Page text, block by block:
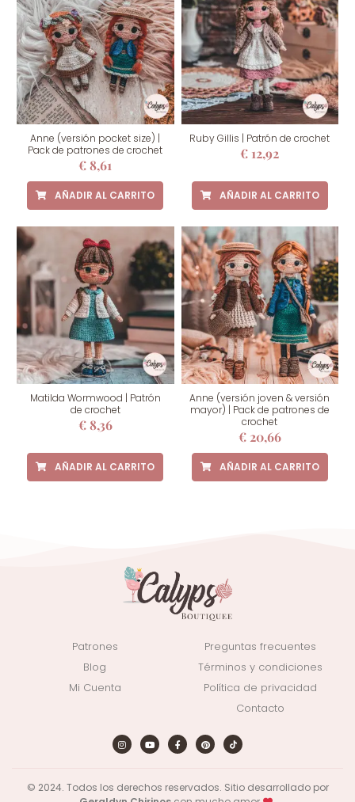
Anne (versión pocket size) |
Pack de patrones de crochet
€8,61
AÑADIR AL CARRITO
Ruby Gillis | Patrón de crochet
€ 12,92
AÑADIR AL CARRITO
Matilda Wormwood | Patrón
de crochet
€8,36
AÑADIR AL CARRITO
Anne (versión joven & versión
mayor) | Pack de patrones de
crochet
€20,66
AÑADIR AL CARRITO
Patrones
Blog
Mi Cuenta
Preguntas frecuentes
Términos y condiciones
Política de privacidad
Contacto
© 2024. Todos los derechos reservados. Sitio desarrollado por